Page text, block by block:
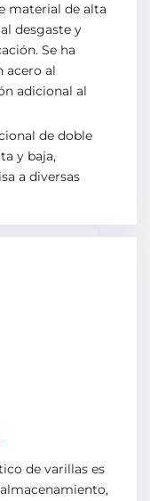
material de alta
desgaste y
Se ha
acero al
adicional al
de doble
y baja,
a diversas
de varillas es